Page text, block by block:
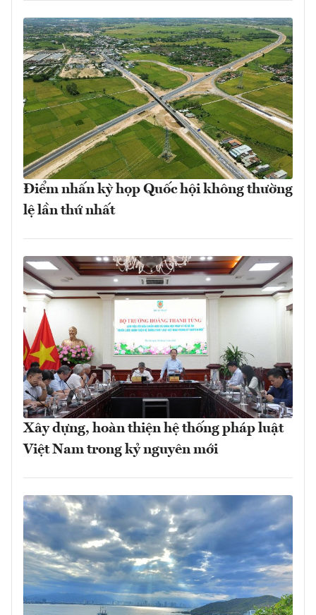
Điểm nhấn kỳ họp Quốc hội không thường
lệ lần thứ nhất
Xây dựng, hoàn thiện hệ thống pháp luật
Việt Nam trong kỷ nguyên mới